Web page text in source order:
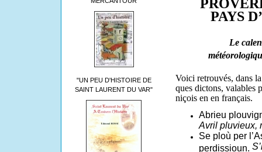
"UN PEU D'HISTOIRE DE
SAINT LAURENT DU VAR"
PAYS
Le
météorologique
Voici retrouvés, dans
ques dictons, valables
niçois en en français.
Abrieu
Avril pluvieux,
Se ploù per
perdissioun.